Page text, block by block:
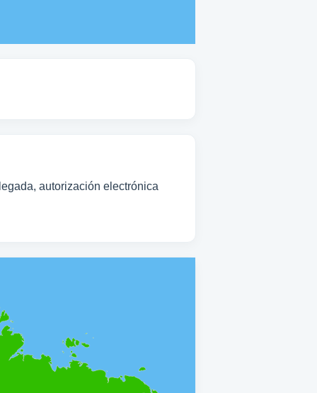
autorización electrónica